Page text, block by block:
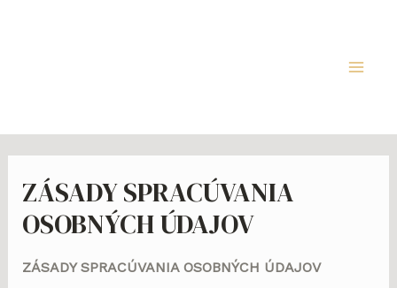
ZÁSADY SPRACÚVANIA
OSOBNÝCH ÚDAJOV
ZÁSADY SPRACÚVANIA OSOBNÝCH ÚDAJOV